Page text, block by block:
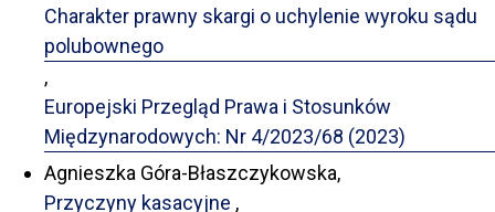
Charakter prawny skargi o uchylenie wyroku sądu
polubownego
,
Europejski Przegląd Prawa i Stosunków
Międzynarodowych: Nr 4/2023/68 (2023)
Agnieszka Góra-Błaszczykowska,
Przyczyny kasacyjne ,